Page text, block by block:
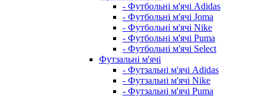
- Футбольні м'ячі Adidas
- Футбольні м'ячі Joma
- Футбольні м'ячі Nike
- Футбольні м'ячі Puma
- Футбольні м'ячі Select
Футзальні м'ячі
- Футзальні м'ячі Adidas
- Футзальні м'ячі Nike
- Футзальні м'ячі Puma